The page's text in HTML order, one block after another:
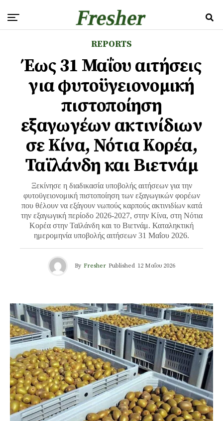
REPORTS
Έως 31 Μαΐου αιτήσεις
για φυτοϋγειονομική
πιστοποίηση
εξαγωγέων ακτινίδιων
σε Κίνα, Νότια Κορέα,
Ταϊλάνδη και Βιετνάμ
Ξεκίνησε η διαδικασία υποβολής αιτήσεων για την
φυτοϋγειονομική πιστοποίηση των εξαγωγικών φορέων
που θέλουν να εξάγουν νωπούς καρπούς ακτινιδίων κατά
την εξαγωγική περίοδο 2026-2027, στην Κίνα, στη Νότια
Κορέα στην Ταϊλάνδη και το Βιετνάμ. Καταληκτική
ημερομηνία υποβολής αιτήσεων 31 Μαΐου 2026.
By Fresher Published 12 Μαΐου 2026